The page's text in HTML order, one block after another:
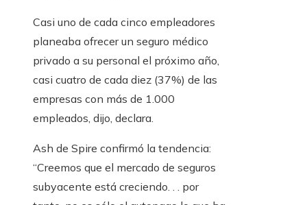
Casi uno de cada cinco empleadores
planeaba ofrecer un seguro médico
privado a su personal el próximo año,
casi cuatro de cada diez (37%) de las
empresas con más de 1.000
empleados, dijo, declara.
Ash de Spire confirmó la tendencia:
“Creemos que el mercado de seguros
subyacente está creciendo. . . por